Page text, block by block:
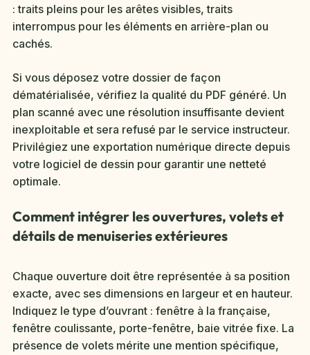
: traits pleins pour les arêtes visibles, traits
interrompus pour les éléments en arrière-plan ou
cachés.
Si vous déposez votre dossier de façon
dématérialisée, vérifiez la qualité du PDF généré. Un
plan scanné avec une résolution insuffisante devient
inexploitable et sera refusé par le service instructeur.
Privilégiez une exportation numérique directe depuis
votre logiciel de dessin pour garantir une netteté
optimale.
Comment intégrer les ouvertures, volets et
détails de menuiseries extérieures
Chaque ouverture doit être représentée à sa position
exacte, avec ses dimensions en largeur et en hauteur.
Indiquez le type d’ouvrant : fenêtre à la française,
fenêtre coulissante, porte-fenêtre, baie vitrée fixe. La
présence de volets mérite une mention spécifique,